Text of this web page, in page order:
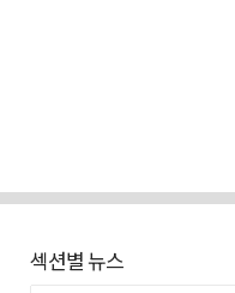
섹션별 뉴스